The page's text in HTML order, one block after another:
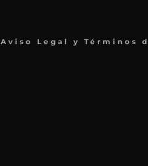
Aviso Legal y Términos